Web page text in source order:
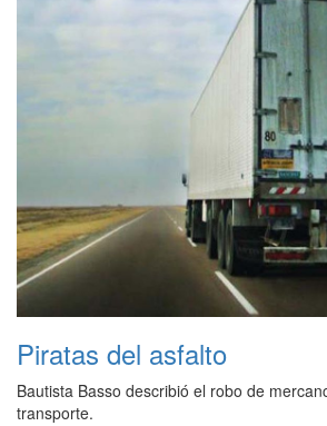
Piratas del asfalto
Bautista Basso describió el robo de
transporte.